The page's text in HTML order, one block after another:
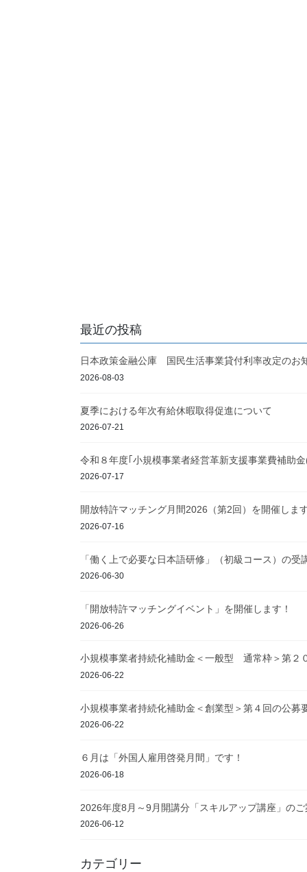
最近の投稿
日本政策金融公庫 国民生活事業貸付利率改定のお
2026-08-03
夏季における年次有給休暇取得促進について
2026-07-21
令和８年度｢小規模事業者経営革新支援事業費補助
2026-07-17
開放特許マッチング月間2026（第2回）を開催します
2026-07-16
「働く上で必要な日本語研修」（初級コース）の受
2026-06-30
「開放特許マッチングイベント」を開催します！
2026-06-26
小規模事業者持続化補助金＜一般型 通常枠＞第２
2026-06-22
小規模事業者持続化補助金＜創業型＞第４回の公募
2026-06-22
６月は「外国人雇用啓発月間」です！
2026-06-18
2026年度8月～9月開講分「スキルアップ講座」のご
2026-06-12
カテゴリー